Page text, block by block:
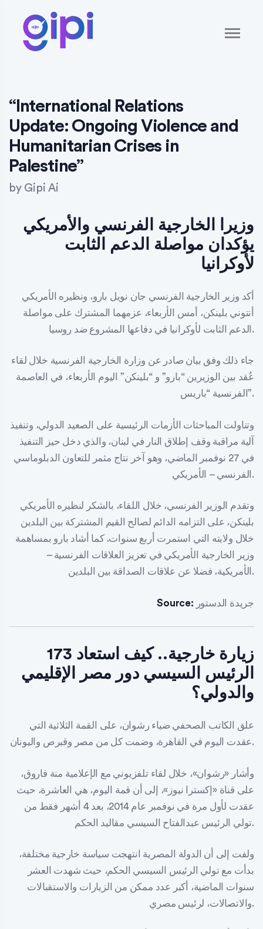
“International Relations
Update: Ongoing Violence and
Humanitarian Crises in
Palestine”
by Gipi Ai
وزيرا الخارجية الفرنسي والأمريكي
يؤكدان مواصلة الدعم الثابت
لأوكرانيا
أكد وزير الخارجية الفرنسي جان نويل بارو، ونظيره الأمريكي
أنتوني بلينكن، أمس الأربعاء، عزمهما المشترك على مواصلة
الدعم الثابت لأوكرانيا في دفاعها المشروع ضد روسيا.
جاء ذلك وفق بيان صادر عن وزارة الخارجية الفرنسية خلال لقاء
عُقد بين الوزيرين “بارو” و “بلينكن” اليوم الأربعاء، في العاصمة
الفرنسية “باريس”.
وتناولت المباحثات الأزمات الرئيسية على الصعيد الدولي، وتنفيذ
آلية مراقبة وقف إطلاق النار في لبنان، والذي دخل حيز التنفيذ
في 27 نوفمبر الماضي، وهو آخر نتاج مثمر للتعاون الدبلوماسي
الفرنسي – الأمريكي.
وتقدم الوزير الفرنسي، خلال اللقاء، بالشكر لنظيره الأمريكي
بلينكن، على التزامه الدائم لصالح القيم المشتركة بين البلدين
خلال ولايته التي استمرت أربع سنوات. كما أشاد بارو بمساهمة
وزير الخارجية الأمريكي في تعزيز العلاقات الفرنسية –
الأمريكية، فضلا عن علاقات الصداقة بين البلدين.
Source: جريدة الدستور
173 زيارة خارجية.. كيف استعاد
الرئيس السيسي دور مصر الإقليمي
والدولي؟
علق الكاتب الصحفي ضياء رشوان، على القمة الثلاثية التي
عقدت اليوم في القاهرة، وضمت كل من مصر وقبرص واليونان.
وأشار «رشوان»، خلال لقاء تلفزيوني مع الإعلامية منة فاروق،
على قناة «إكسترا نيوز»، إلى أن قمة اليوم، هي العاشرة، حيث
عقدت لأول مرة في نوفمبر عام 2014، بعد 4 أشهر فقط من
تولي الرئيس عبدالفتاح السيسي مقاليد الحكم.
ولفت إلى أن الدولة المصرية انتهجت سياسة خارجية مختلفة،
بدأت مع تولي الرئيس السيسي الحكم، حيث شهدت العشر
سنوات الماضية، أكبر عدد ممكن من الزيارات والاستقبالات
والاتصالات، لرئيس مصري.